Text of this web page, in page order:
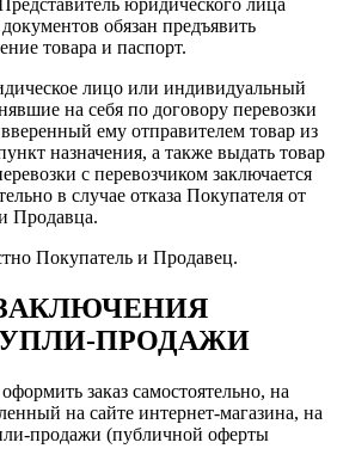
обязан предъявить
товара и паспорт.
лицо или индивидуальный
на себя по договору перевозки
вверенный ему отправителем товар из
назначения, а также выдать товар
с перевозчиком заключается
в случае отказа Покупателя от
Продавца.
Покупатель и Продавец.
ПРОДАЖИ
заказ самостоятельно, на
на сайте интернет-магазина, на
продажи (публичной оферты